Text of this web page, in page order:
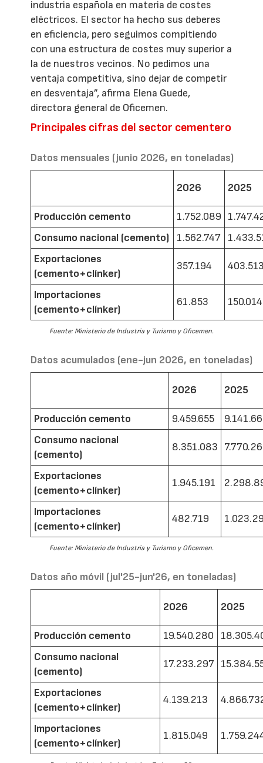
industria española en materia de costes
eléctricos. El sector ha hecho sus deberes
en eficiencia, pero seguimos compitiendo
con una estructura de costes muy superior a
la de nuestros vecinos. No pedimos una
ventaja competitiva, sino dejar de competir
en desventaja”, afirma Elena Guede,
directora general de Oficemen.
Principales cifras del sector cementero
Datos mensuales (junio 2026, en toneladas)
2026 2025
Producción cemento 1.752.089
Consumo nacional (cemento)
1.562.747
Exportaciones
(cemento+clínker)
357.194
Importaciones
(cemento+clínker)
61.853 150.014
Fuente: Ministerio de Industria y Turismo y Oficemen.
Datos acumulados (ene-jun 2026, en toneladas)
2026 2025
Producción cemento 9.459.655
Consumo nacional
(cemento)
8.351.083
Exportaciones
(cemento+clínker)
1.945.191
Importaciones
(cemento+clínker)
482.719
Fuente: Ministerio de Industria y Turismo y Oficemen.
Datos año móvil (jul'25-jun'26, en toneladas)
2026 2025
Producción cemento 19.540.280
Consumo nacional
(cemento)
17.233.297
Exportaciones
(cemento+clínker)
4.139.213
Importaciones
(cemento+clínker)
1.815.049